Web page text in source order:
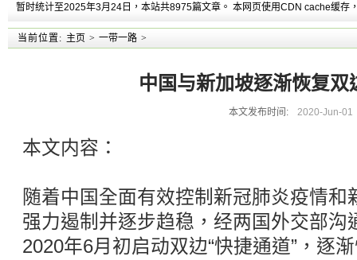
暂时统计至2025年3月24日，本站共8975篇文章。 本网页使用CDN cache缓存
当前位置: 主页 > 一带一路 >
中国与新加坡逐渐恢复双
本文发布时间: 2020-Jun-01
本文内容：
随着中国全面有效控制新冠肺炎疫情
强力遏制并逐步趋稳，经两国外交部沟
2020年6月初启动双边“快捷通道”，逐